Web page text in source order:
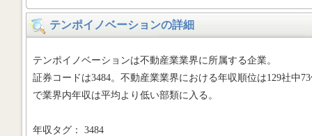
テンポイノベーションの詳細
テンポイノベーションは不動産業業界に所属する企業。
証券コードは3484。不動産業業界における年収順位は129社中
で業界内年収は平均より低い部類に入る。
年収タグ： 3484